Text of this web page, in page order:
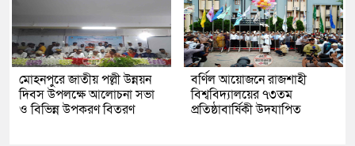
মোহনপুরে জাতীয় পল্লী উন্নয়ন
দিবস উপলক্ষে আলোচনা সভা
ও বিভিন্ন উপকরণ বিতরণ
বর্ণিল আয়োজনে রাজশাহী
বিশ্ববিদ্যালয়ের ৭৩তম
প্রতিষ্ঠাবার্ষিকী উদযাপিত